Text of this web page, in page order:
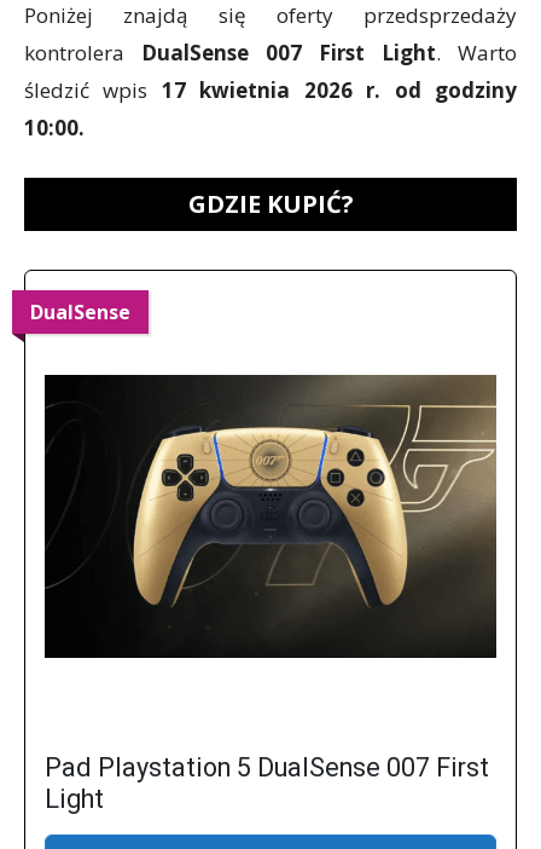
Poniżej znajdą się oferty przedsprzedaży
kontrolera DualSense 007 First Light. Warto
śledzić wpis 17 kwietnia 2026 r. od godziny
10:00.
GDZIE KUPIĆ?
DualSense
Pad Playstation 5 DualSense 007 First
Light